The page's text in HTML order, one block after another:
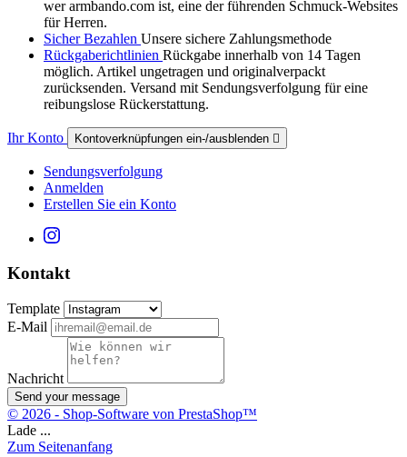
wer armbando.com ist, eine der führenden Schmuck-Websites
für Herren.
Sicher Bezahlen Unsere sichere Zahlungsmethode
Rückgaberichtlinien Rückgabe innerhalb von 14 Tagen
möglich. Artikel ungetragen und originalverpackt
zurücksenden. Versand mit Sendungsverfolgung für eine
reibungslose Rückerstattung.
Ihr Konto Kontoverknüpfungen ein-/ausblenden 
Sendungsverfolgung
Anmelden
Erstellen Sie ein Konto
Kontakt
Template
E-Mail
Nachricht
Send your message
© 2026 - Shop-Software von PrestaShop™
Lade ...
Zum Seitenanfang